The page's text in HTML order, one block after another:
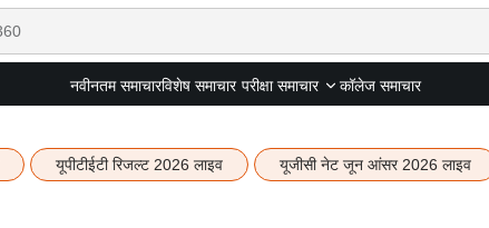
नवीनतम समाचारविशेष समाचार परीक्षा समाचार कॉलेज समाचार
यूपीटीईटी रिजल्ट 2026 लाइव यूजीसी नेट जून आंसर 2026 लाइव